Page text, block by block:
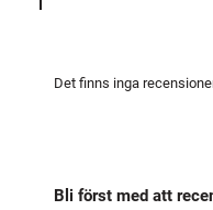
Det finns inga
Bli först med att